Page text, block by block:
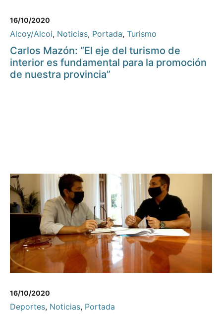
16/10/2020
Alcoy/Alcoi, Noticias, Portada, Turismo
Carlos Mazón: “El eje del turismo de
interior es fundamental para la promoción
de nuestra provincia”
16/10/2020
Deportes, Noticias, Portada